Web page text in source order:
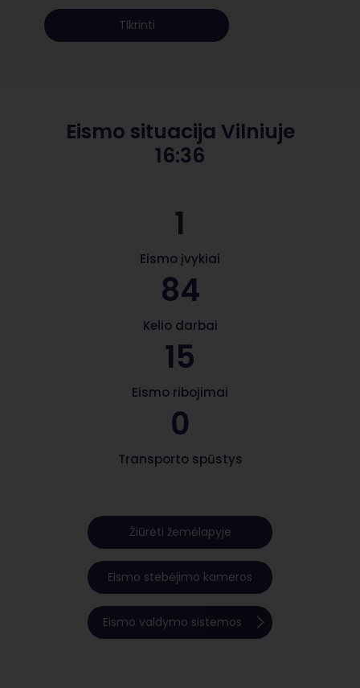
Tikrinti
Eismo situacija Vilniuje
16:36
1
Eismo įvykiai
84
Kelio darbai
15
Eismo ribojimai
0
Transporto spūstys
Žiūrėti žemėlapyje
Eismo stebėjimo kameros
Eismo valdymo sistemos